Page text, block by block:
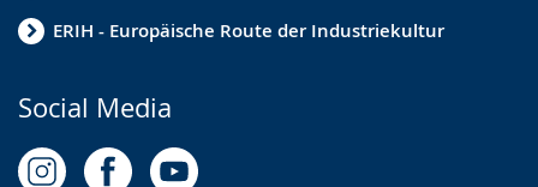
ERIH - Europäische Route der Industriekultur
Social Media